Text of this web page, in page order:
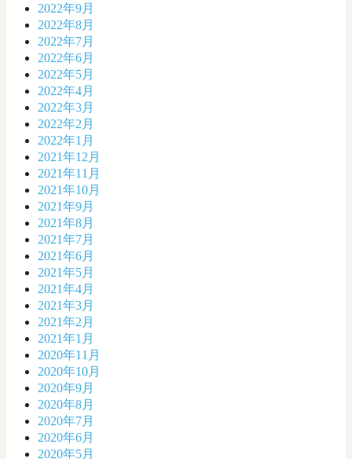
2022年9月
2022年8月
2022年7月
2022年6月
2022年5月
2022年4月
2022年3月
2022年2月
2022年1月
2021年12月
2021年11月
2021年10月
2021年9月
2021年8月
2021年7月
2021年6月
2021年5月
2021年4月
2021年3月
2021年2月
2021年1月
2020年11月
2020年10月
2020年9月
2020年8月
2020年7月
2020年6月
2020年5月